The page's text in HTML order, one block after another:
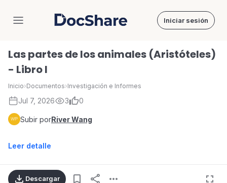
DocShare Iniciar sesión
Las partes de los animales (Aristóteles)
- Libro I
Inicio›Documentos›Investigación e Informes
Jul 7, 2026 3 0
Subir porRiver Wang
Leer detalle
Descargar